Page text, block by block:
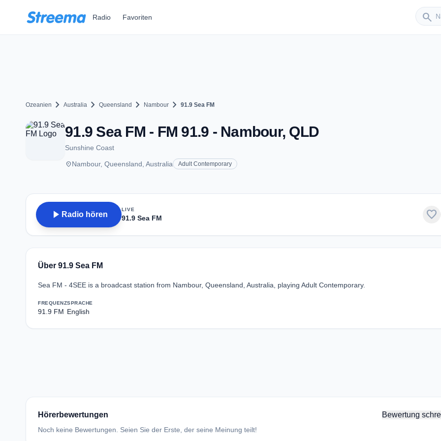
Radio Favoriten search
Ozeanien chevron_right Australia chevron_right Queensland chevron_right Nambour chevron_right 91.9 Sea FM
91.9 Sea FM - FM 91.9 - Nambour, QLD
Sunshine Coast
placeNambour, Queensland, Australia Adult Contemporary
play_arrow Radio hören
LIVE
91.9 Sea FM favorite
Über 91.9 Sea FM
Sea FM - 4SEE is a broadcast station from Nambour, Queensland, Australia, playing Adult Contemporary.
FREQUENZ
91.9 FM
SPRACHE
English
Hörerbewertungen Bewertung
Noch keine Bewertungen. Seien Sie der Erste, der seine Meinung teilt!